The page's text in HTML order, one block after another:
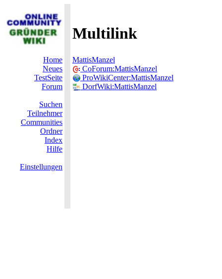
Multilink
Home
Neues
TestSeite
Forum
Suchen
Teilnehmer
Communities
Ordner
Index
Hilfe
Einstellungen
MattisManzel
CoForum:MattisManzel
ProWikiCenter:MattisManzel
DorfWiki:MattisManzel